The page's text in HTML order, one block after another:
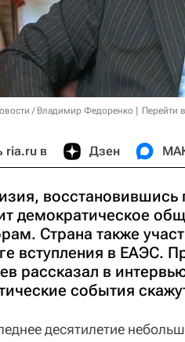
/ Владимир Федоренко Перейти
ria.ru в Дзен
восстановившись
демократическое
Страна также
вступления в ЕАЭС.
рассказал в
события
десятилетие